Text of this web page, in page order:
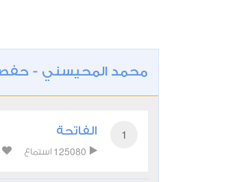
محمد المحيسني -
1 الفاتحة
125080 استماع